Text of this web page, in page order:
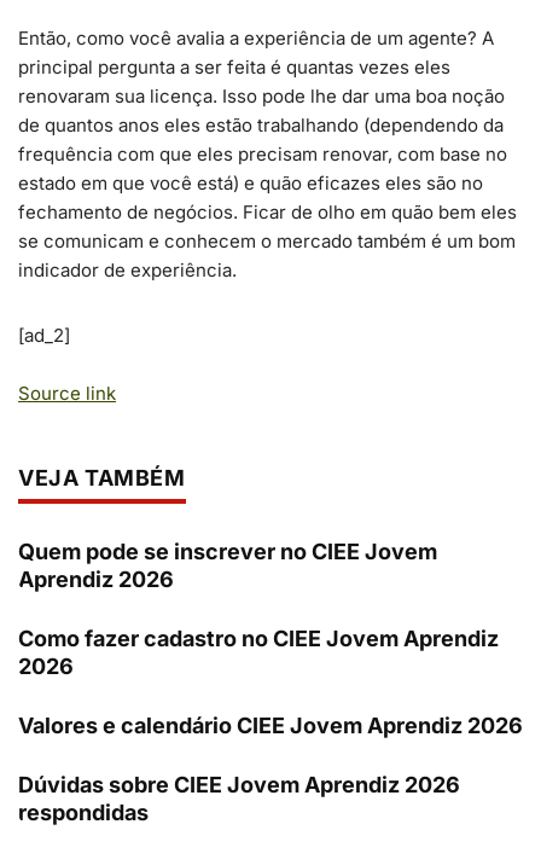
Então, como você avalia a experiência de um agente? A
principal pergunta a ser feita é quantas vezes eles
renovaram sua licença. Isso pode lhe dar uma boa noção
de quantos anos eles estão trabalhando (dependendo da
frequência com que eles precisam renovar, com base no
estado em que você está) e quão eficazes eles são no
fechamento de negócios. Ficar de olho em quão bem eles
se comunicam e conhecem o mercado também é um bom
indicador de experiência.
[ad_2]
Source link
VEJA TAMBÉM
Quem pode se inscrever no CIEE Jovem
Aprendiz 2026
Como fazer cadastro no CIEE Jovem Aprendiz
2026
Valores e calendário CIEE Jovem Aprendiz 2026
Dúvidas sobre CIEE Jovem Aprendiz 2026
respondidas